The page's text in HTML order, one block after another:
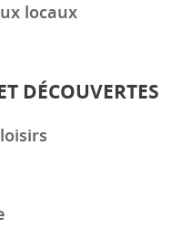
locaux
DÉCOUVERTES